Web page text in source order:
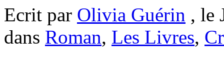
Ecrit par Olivia Guérin , le
dans Roman, Les Livres,